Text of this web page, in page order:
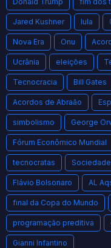
Jared Kushner lula
Nova Era Onu
Ucrânia eleições
Tecnocracia Bill Gates
Acordos de Abraão
simbolismo George
Fórum Econômico Mundial
tecnocratas
Flávio Bolsonaro AL
final da Copa do Mundo
programação preditiva
Gianni Infantino